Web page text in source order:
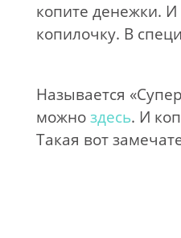
копите денежки.
копилочку. В
Называется
можноздесь. И
Такая вот